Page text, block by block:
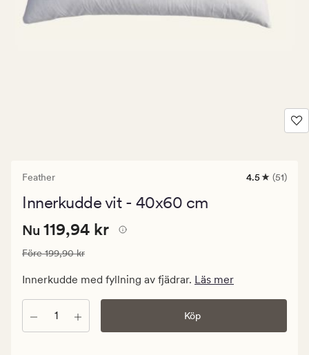
Feather
51
4.5 (51)
Innerkudde vit - 40x60 cm
Nuvarande
119,94
kr.
Nuvarande pris
Nu 119,94 kr
Ordinarie pris 199,90 kr
Före199,90 kr
Innerkudde med fyllning av fjädrar. Läs mer
Antal Köp